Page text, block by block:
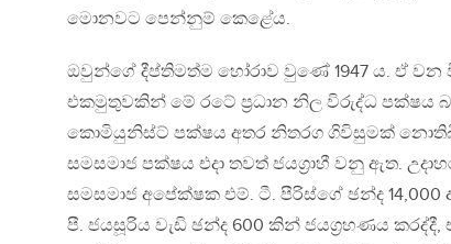
මොනවට පෙන්නුම් කෙළේය.
ඔවුන්ගේ දීප්තිමත්ම හෝරාව වුණේ 1947 ය. ඒ
එකමුතුවකින් මේ රටේ ප‍්‍රධාන නිල විරුද්ධ පක්ෂය
කොමියුනිස්ට් පක්ෂය අතර නිතරග ගිවිසුමක්
සමසමාජ පක්ෂය එදා තවත් ජයග‍්‍රාහී වනු ඇත.
සමසමාජ අපේක්ෂක එම්. ටී. පීරිස්ගේ ඡන්ද
පී. ජයසූරිය වැඩි ඡන්ද 600 කින් ජයග‍්‍රහණය